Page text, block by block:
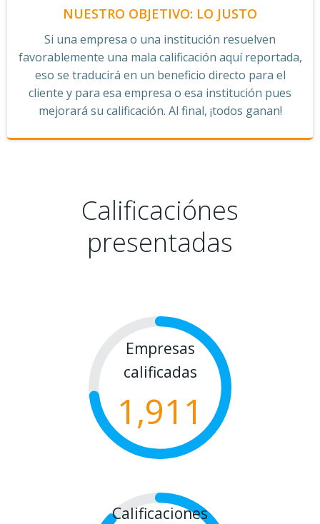
NUESTRO OBJETIVO: LO JUSTO
Si una empresa o una institución resuelven
favorablemente una mala calificación aquí reportada,
eso se traducirá en un beneficio directo para el
cliente y para esa empresa o esa institución pues
mejorará su calificación. Al final, ¡todos ganan!
Calificaciónes
presentadas
Empresas
calificadas
1,911
Calificaciones